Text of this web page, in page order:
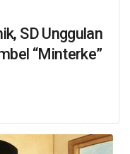
SD Unggulan
“Minterke”